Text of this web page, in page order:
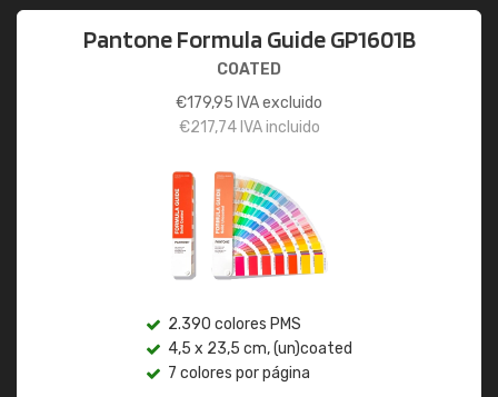
Pantone Formula Guide GP1601B
COATED
€179,95 IVA excluido
€217,74IVA incluido
2.390 colores PMS
4,5 x 23,5 cm, (un)coated
7 colores por página